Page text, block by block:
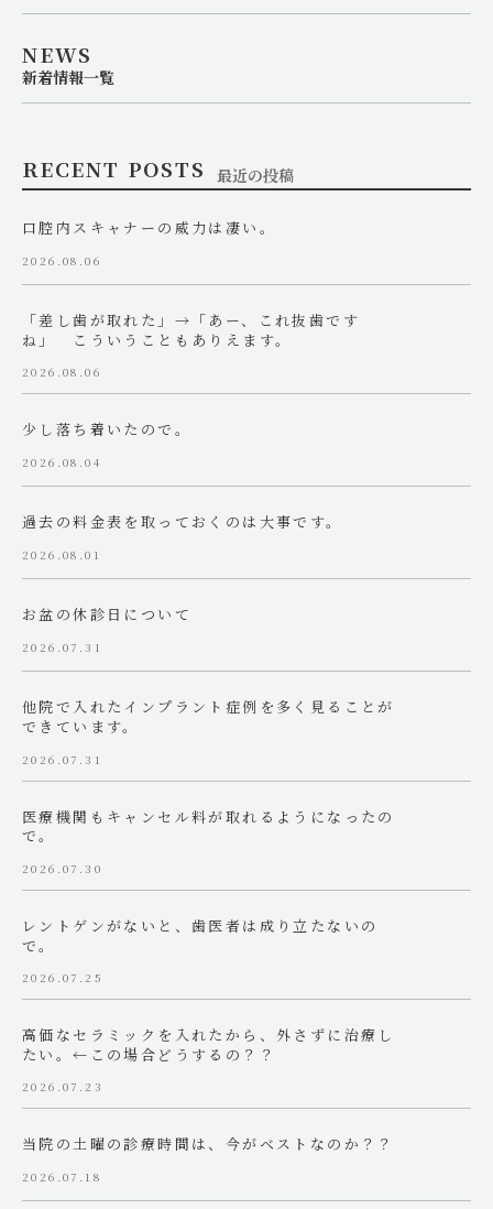
NEWS
新着情報一覧
RECENT POSTS 最近の投稿
口腔内スキャナーの威力は凄い。
2026.08.06
「差し歯が取れた」→「あー、これ抜歯です
ね」 こういうこともありえます。
2026.08.06
少し落ち着いたので。
2026.08.04
過去の料金表を取っておくのは大事です。
2026.08.01
お盆の休診日について
2026.07.31
他院で入れたインプラント症例を多く見ることが
できています。
2026.07.31
医療機関もキャンセル料が取れるようになったの
で。
2026.07.30
レントゲンがないと、歯医者は成り立たないの
で。
2026.07.25
高価なセラミックを入れたから、外さずに治療し
たい。←この場合どうするの？？
2026.07.23
当院の土曜の診療時間は、今がベストなのか？？
2026.07.18